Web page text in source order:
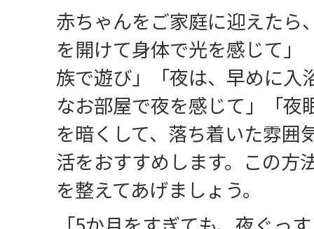
赤ちゃんをご家庭に迎えたら
を開けて身体で光を感じて」
族で遊び」「夜は、早めに入
なお部屋で夜を感じて」「夜
を暗くして、落ち着いた雰囲
活をおすすめします。この方
を整えてあげましょう。